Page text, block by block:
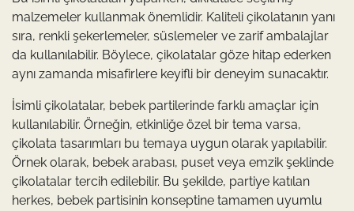
malzemeler kullanmak önemlidir. Kaliteli çikolatanın yanı
sıra, renkli şekerlemeler, süslemeler ve zarif ambalajlar
da kullanılabilir. Böylece, çikolatalar göze hitap ederken
aynı zamanda misafirlere keyifli bir deneyim sunacaktır.
İsimli çikolatalar, bebek partilerinde farklı amaçlar için
kullanılabilir. Örneğin, etkinliğe özel bir tema varsa,
çikolata tasarımları bu temaya uygun olarak yapılabilir.
Örnek olarak, bebek arabası, puset veya emzik şeklinde
çikolatalar tercih edilebilir. Bu şekilde, partiye katılan
herkes, bebek partisinin konseptine tamamen uyumlu